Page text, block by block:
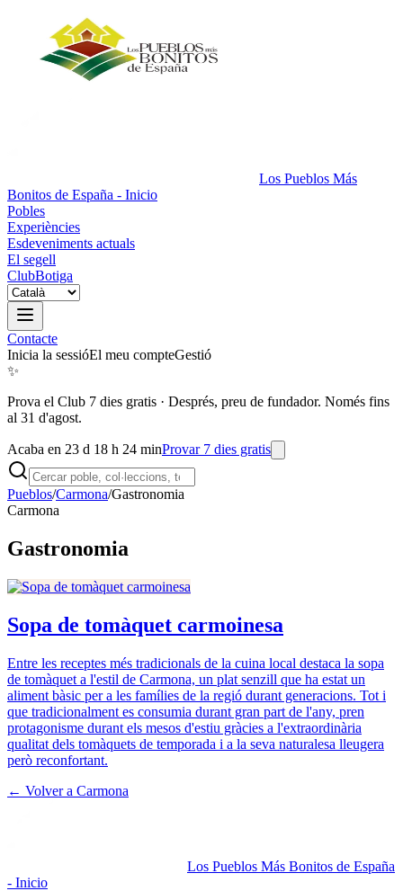
Los Pueblos Más
Bonitos de España - Inicio
Pobles
Experiències
Esdeveniments actuals
El segell
ClubBotiga
Contacte
Inicia la sessióEl meu compteGestió
✨
Prova el Club 7 dies gratis · Després, preu de fundador. Només fins
al 31 d'agost.
Acaba en 23 d 18 h 24 minProvar 7 dies gratis
Pueblos/Carmona/Gastronomia
Carmona
Gastronomia
Sopa de tomàquet carmoinesa
Entre les receptes més tradicionals de la cuina local destaca la sopa
de tomàquet a l'estil de Carmona, un plat senzill que ha estat un
aliment bàsic per a les famílies de la regió durant generacions. Tot i
que tradicionalment es consumia durant gran part de l'any, pren
protagonisme durant els mesos d'estiu gràcies a l'extraordinària
qualitat dels tomàquets de temporada i a la seva naturalesa lleugera
però reconfortant.
← Volver a Carmona
Los Pueblos Más Bonitos de España
- Inicio